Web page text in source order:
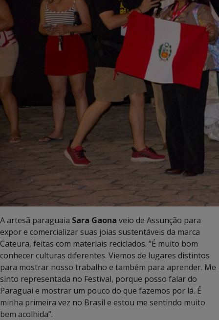
A artesã paraguaia Sara Gaona veio de Assunção para
expor e comercializar suas joias sustentáveis da marca
Cateura, feitas com materiais reciclados. “É muito bom
conhecer culturas diferentes. Viemos de lugares distintos
para mostrar nosso trabalho e também para aprender. Me
sinto representada no Festival, porque posso falar do
Paraguai e mostrar um pouco do que fazemos por lá. É
minha primeira vez no Brasil e estou me sentindo muito
bem acolhida”.